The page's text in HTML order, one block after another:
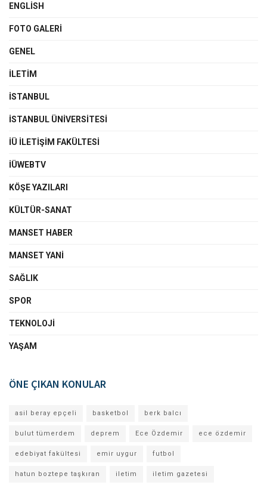
ENGLISH
FOTO GALERI
GENEL
İLETIM
İSTANBUL
İSTANBUL ÜNIVERSITESI
İÜ İLETIŞIM FAKÜLTESI
İÜWEBTV
KÖŞE YAZILARI
KÜLTÜR-SANAT
MANSET HABER
MANSET YANI
SAĞLIK
SPOR
TEKNOLOJI
YAŞAM
ÖNE ÇIKAN KONULAR
asil beray epçeli basketbol berk balcı
bulut tümerdem deprem Ece Özdemir ece özdemir
edebiyat fakültesi emir uygur futbol
hatun boztepe taşkıran iletim iletim gazetesi